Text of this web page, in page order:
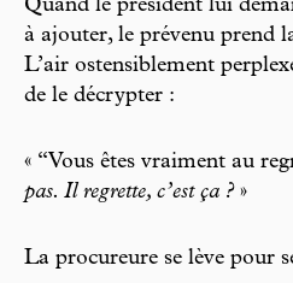
Quand le président lui
à ajouter, le prévenu prend
L’air ostensiblement
de le décrypter :
« “Vous êtes vraiment au
pas. Il regrette, c’est ça ?»
La procureure se lève pour